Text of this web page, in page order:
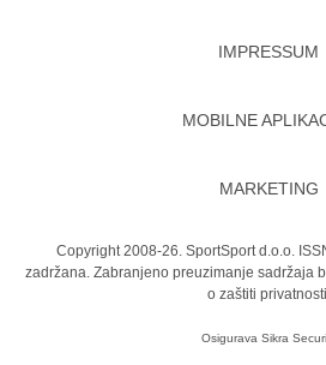
IMPRESSUM
MOBILNE
MARKETING
Copyright 2008-26. SportSport d.o.o.
zadržana. Zabranjeno preuzimanje sadržaja
o zaštiti
Osigurava Sikra